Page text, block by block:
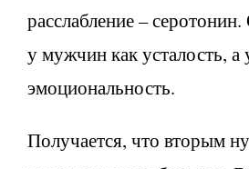
расслабление –
у мужчин как усталость,
эмоциональность.
Получается, что вторым